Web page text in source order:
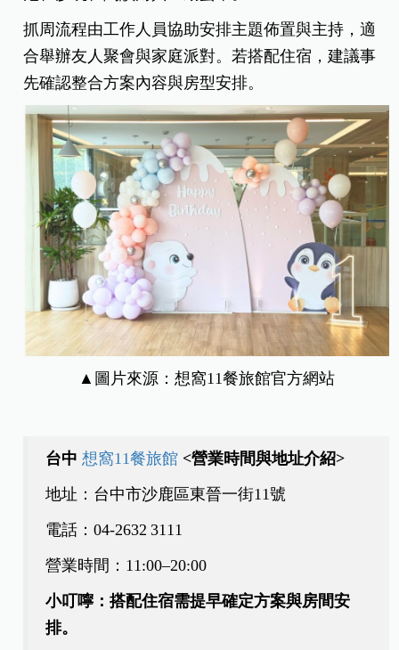
抓周流程由工作人員協助安排主題佈置與主持，適
合舉辦友人聚會與家庭派對。若搭配住宿，建議事
先確認整合方案內容與房型安排。
▲圖片來源： 想窩11餐旅館官方網站
台中想窩11餐旅館 <營業時間與地址介紹>
地址：台中市沙鹿區東晉一街11號
電話：04‑2632 3111
營業時間：11:00–20:00
小叮嚀：搭配住宿需提早確定方案與房間安
排。